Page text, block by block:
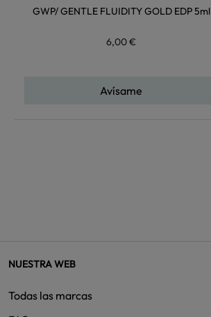
GWP/ GENTLE FLUIDITY GOLD EDP 5ml
6,00 €
Avísame
NUESTRA WEB
Todas las marcas